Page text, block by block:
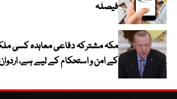
فیصلہ
مکہ مشترکہ دفاعی معاہدہ کسی
کے امن و استحکام کے لیے ہے،